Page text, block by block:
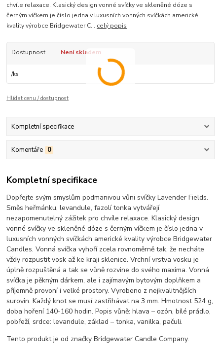
chvíle relaxace. Klasický design vonné svíčky ve skleněné dóze s
černým víčkem je číslo jedna v luxusních vonných svíčkách americké
kvality výrobce Bridgewater C... celý popis
Dostupnost Není skladem
/ks
Hlídat cenu / dostupnost
Kompletní specifikace
Komentáře 0
Kompletní specifikace
Dopřejte svým smyslům podmanivou vůni svíčky Lavender Fields.
Směs heřmánku, levandule, fazolí tonka vytvářejí
nezapomenutelný zážitek pro chvíle relaxace. Klasický design
vonné svíčky ve skleněné dóze s černým víčkem je číslo jedna v
luxusních vonných svíčkách americké kvality výrobce Bridgewater
Candles. Vonná svíčka vyhoří zcela rovnoměrně tak, že necháte
vždy rozpustit vosk až ke kraji sklenice. Vrchní vrstva vosku je
úplně rozpuštěná a tak se vůně rozvine do svého maxima. Vonná
svíčka je pěkným dárkem, ale i zajímavým bytovým doplňkem a
příjemně provoní i velké prostory. Vyrobeno z nejkvalitnějších
surovin. Každý knot se musí zastřihávat na 3 mm. Hmotnost 524 g,
doba hoření 140-160 hodin. Popis vůně: hlava – ozón, bílé prádlo,
pobřeží, srdce: levandule, základ – tonka, vanilka, pačuli.
Tento produkt je od značky Bridgewater Candle Company.